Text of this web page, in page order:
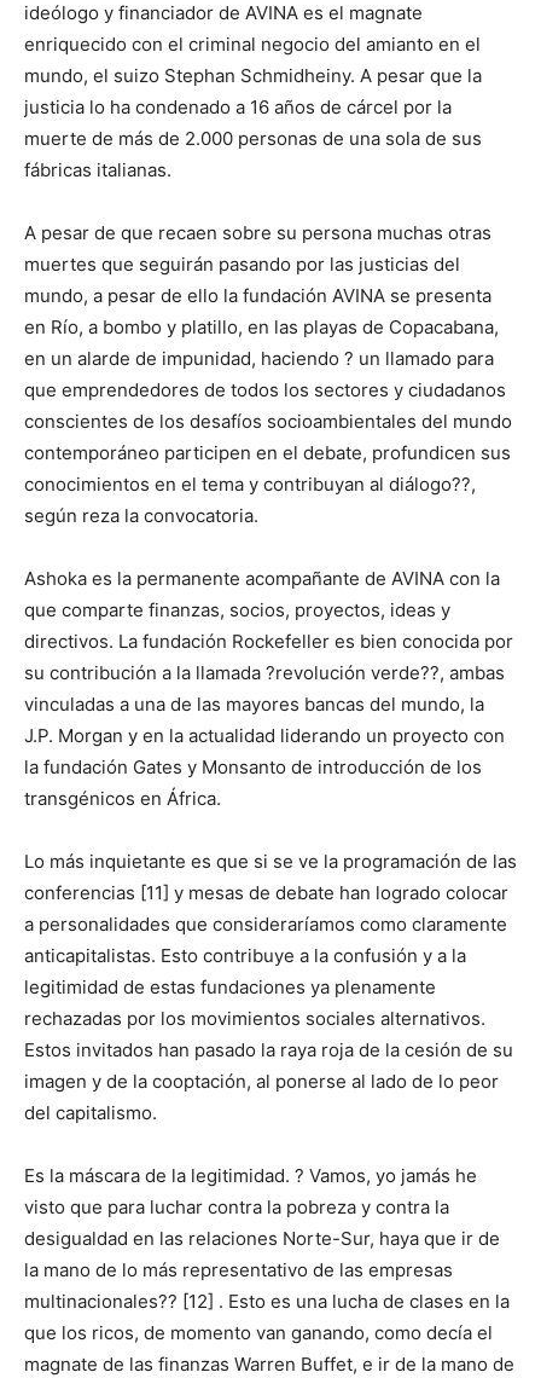
ideólogo y financiador de AVINA es el magnate
enriquecido con el criminal negocio del amianto en el
mundo, el suizo Stephan Schmidheiny. A pesar que la
justicia lo ha condenado a 16 años de cárcel por la
muerte de más de 2.000 personas de una sola de sus
fábricas italianas.
A pesar de que recaen sobre su persona muchas otras
muertes que seguirán pasando por las justicias del
mundo, a pesar de ello la fundación AVINA se presenta
en Río, a bombo y platillo, en las playas de Copacabana,
en un alarde de impunidad, haciendo ? un llamado para
que emprendedores de todos los sectores y ciudadanos
conscientes de los desafíos socioambientales del mundo
contemporáneo participen en el debate, profundicen sus
conocimientos en el tema y contribuyan al diálogo??,
según reza la convocatoria.
Ashoka es la permanente acompañante de AVINA con la
que comparte finanzas, socios, proyectos, ideas y
directivos. La fundación Rockefeller es bien conocida por
su contribución a la llamada ?revolución verde??, ambas
vinculadas a una de las mayores bancas del mundo, la
J.P. Morgan y en la actualidad liderando un proyecto con
la fundación Gates y Monsanto de introducción de los
transgénicos en África.
Lo más inquietante es que si se ve la programación de las
conferencias [11] y mesas de debate han logrado colocar
a personalidades que consideraríamos como claramente
anticapitalistas. Esto contribuye a la confusión y a la
legitimidad de estas fundaciones ya plenamente
rechazadas por los movimientos sociales alternativos.
Estos invitados han pasado la raya roja de la cesión de su
imagen y de la cooptación, al ponerse al lado de lo peor
del capitalismo.
Es la máscara de la legitimidad. ? Vamos, yo jamás he
visto que para luchar contra la pobreza y contra la
desigualdad en las relaciones Norte-Sur, haya que ir de
la mano de lo más representativo de las empresas
multinacionales?? [12] . Esto es una lucha de clases en la
que los ricos, de momento van ganando, como decía el
magnate de las finanzas Warren Buffet, e ir de la mano de